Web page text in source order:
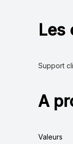
Les
Support
A
Valeurs